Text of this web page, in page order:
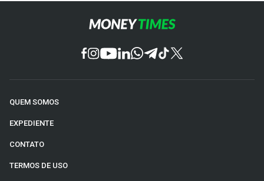
QUEM SOMOS
EXPEDIENTE
CONTATO
TERMOS DE USO